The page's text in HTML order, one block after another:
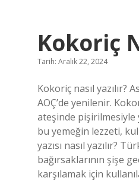
Kokoriç
Tarih: Aralık 22, 2024
Kokoriç nasıl yazılır?
AOÇ’de yenilenir.
ateşinde
bu yemeğin lezzeti,
yazısı nasıl yazılır?
bağırsaklarının şişe
karşılamak için